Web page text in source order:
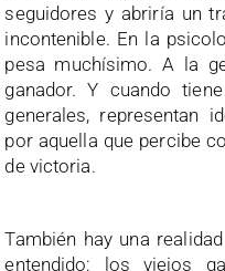
seguidores y abriría un
incontenible. En la
pesa muchísimo. A la
ganador. Y cuando
generales, representan
por aquella que percibe
de victoria.
También hay una
entendido: los viejos